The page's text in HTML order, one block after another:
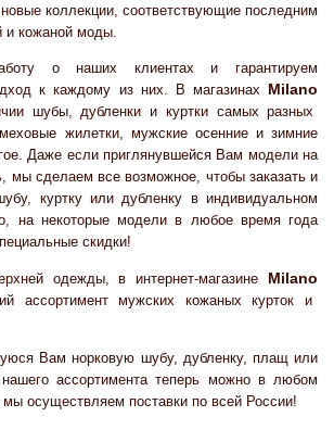
коллекции, соответствующие последним
и кожаной моды.
о наших клиентах и гарантируем
к каждому из них. В магазинах Milano
шубы, дубленки и куртки самых разных
жилетки, мужские осенние и зимние
Даже если приглянувшейся Вам модели на
мы сделаем все возможное, чтобы заказать и
куртку или дубленку в индивидуальном
на некоторые модели в любое время года
скидки!
одежды, в интернет-магазине Milano
ассортимент мужских кожаных курток и
Вам норковую шубу, дубленку, плащ или
ассортимента теперь можно в любом
осуществляем поставки по всей России!